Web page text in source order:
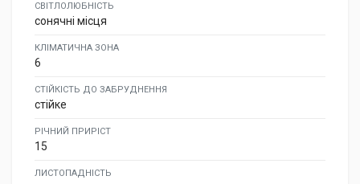
СВІТЛОЛЮБНІСТЬ
сонячні місця
КЛІМАТИЧНА ЗОНА
6
СТІЙКІСТЬ ДО ЗАБРУДНЕННЯ
стійке
РІЧНИЙ ПРИРІСТ
15
ЛИСТОПАДНІСТЬ